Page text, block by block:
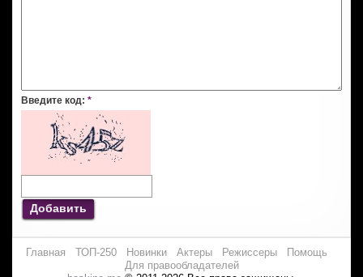
Введите код: *
Добавить
Главная ТОП-250 Новинки Актеры Режиссеры
Помощь
Для правообладателей